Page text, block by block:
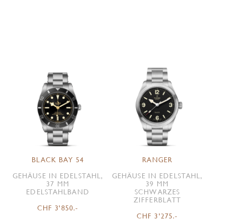
BLACK BAY 54
GEHÄUSE IN EDELSTAHL,
37 MM
EDELSTAHLBAND
CHF 3'850.-
RANGER
GEHÄUSE IN EDELSTAHL,
39 MM
SCHWARZES
ZIFFERBLATT
CHF 3'275.-